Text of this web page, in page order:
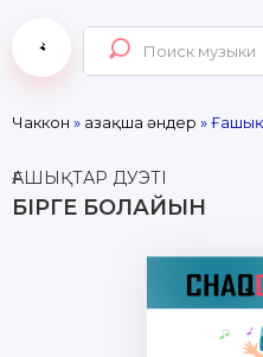
Чаккон » Қазақша әндер »
ҒАШЫҚТАР ДУЭТІ
БІРГЕ БОЛАЙЫН